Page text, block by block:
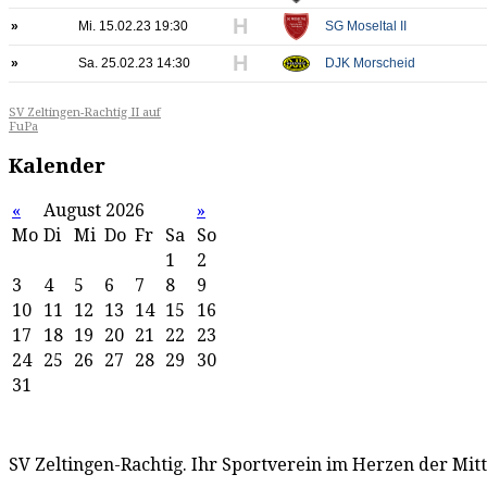
» Mi. 15.02.23 19:30 H SG Moseltal II
» Sa. 25.02.23 14:30 H DJK Morscheid
SV Zeltingen-Rachtig II auf
FuPa
Kalender
« August 2026
»
Mo Di Mi Do Fr Sa
So
1
2
3
4 5 6 7 8
9
10
11 12 13 14 15
16
17
18 19 20 21 22
23
24
25 26 27 28 29
30
31
SV Zeltingen-Rachtig. Ihr Sportverein im Herzen der